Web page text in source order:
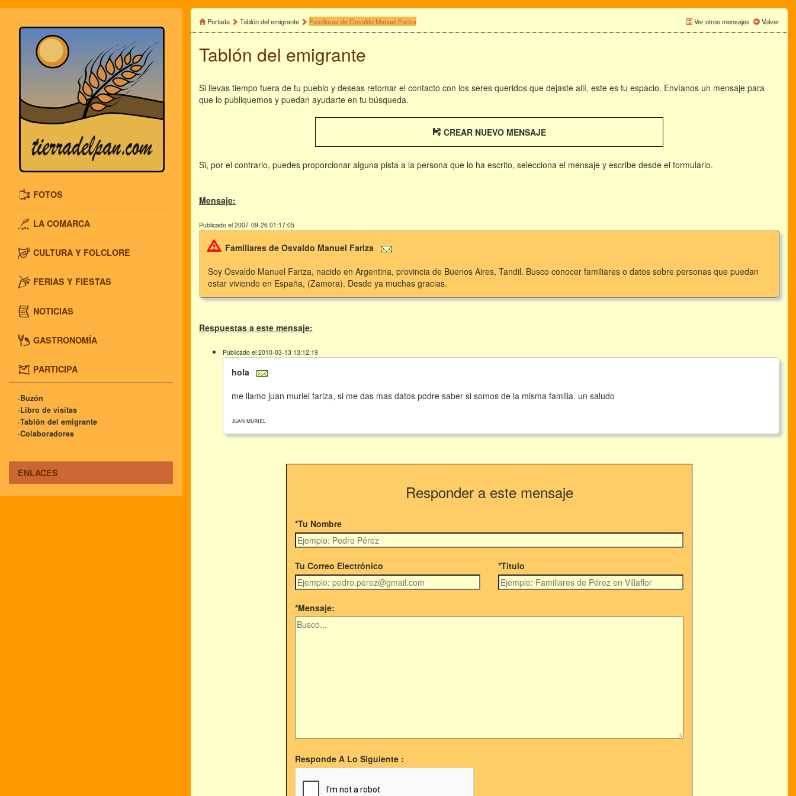
FOTOS
LA COMARCA
CULTURA Y FOLCLORE
FERIAS Y FIESTAS
NOTICIAS
GASTRONOMÍA
PARTICIPA
·Buzón
·Libro de visitas
·Tablón del emigrante
·Colaboradores
ENLACES
Portada Tablón del emigrante Familiares de Osvaldo Manuel Fariza Ver otros mensajes Volver
Tablón del emigrante
Si llevas tiempo fuera de tu pueblo y deseas retomar el contacto con los seres queridos que dejaste allí, este es tu espacio. Envíanos un mensaje para
que lo publiquemos y puedan ayudarte en tu búsqueda.
CREAR NUEVO MENSAJE
Si, por el contrario, puedes proporcionar alguna pista a la persona que lo ha escrito, selecciona el mensaje y escribe desde el formulario.
Mensaje:
Publicado el 2007-09-26 01:17:05
Familiares de Osvaldo Manuel Fariza
Soy Osvaldo Manuel Fariza, nacido en Argentina, provincia de Buenos Aires, Tandil. Busco conocer familiares o datos sobre personas que puedan
estar viviendo en España, (Zamora). Desde ya muchas gracias.
Respuestas a este mensaje:
Publicado el 2010-03-13 13:12:19
hola
me llamo juan muriel fariza, si me das mas datos podre saber si somos de la misma familia. un saludo
juan muriel
Responder a este mensaje
*Tu Nombre
Tu Correo Electrónico *Título
*Mensaje:
Responde A Lo Siguiente :